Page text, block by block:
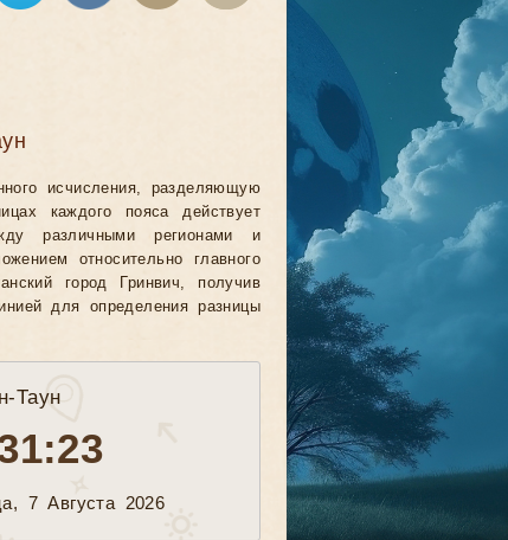
исчисления, разделяющую
каждого пояса действует
различными регионами и
относительно главного
город Гринвич, получив
для определения разницы
Таун
7 Августа 2026